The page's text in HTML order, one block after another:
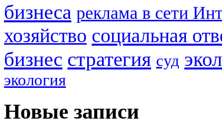
бизнеса реклама в сети
хозяйство социальная
бизнес стратегия суд
экология
Новые записи